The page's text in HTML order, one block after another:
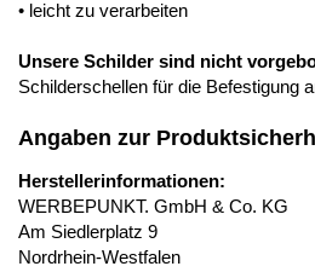
• leicht zu verarbeiten
Unsere Schilder sind nicht
Schilderschellen für die Befestigung
Angaben zur
Herstellerinformationen:
WERBEPUNKT. GmbH & Co. KG
Am Siedlerplatz 9
Nordrhein-Westfalen